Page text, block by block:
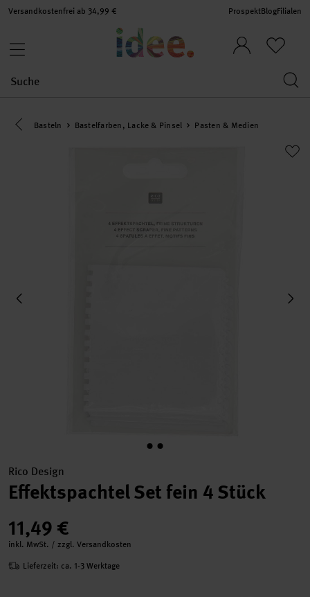
Versandkostenfrei ab 34,99 € ProspektBlogFilialen
Eine Kategorie zurück navigieren
Basteln Bastelfarben, Lacke & Pinsel Pasten & Medien
Rico Design
Effektspachtel Set fein 4 Stück
11,49 €
inkl. MwSt. / zzgl. Versandkosten
Lieferzeit: ca. 1-3 Werktage